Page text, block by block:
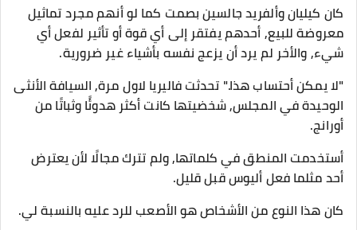
كان كيليان وألفريد جالسين بصمت كما لو أنهم مجرد تماثيل
معروضة للبيع, أحدهم يفتقر إلى أي قوة أو تأثير لفعل أي
شيء, والأخر لم يرد أن يزعج نفسه بأشياء غير ضرورية.
"لا يمكن أحتساب هذا." تحدثت فاليريا لاول مرة, السيافة الأنثى
الوحيدة في المجلس, شخضيتها كانت أكثر هدوئًا وثباتًا من
أورانج.
أستخدمت المنطق في كلماتها, ولم تترك مجالًا لأن يعترض
أحد مثلما فعل أليوس قبل قليل.
كان هذا النوع من الأشخاص هو الأصعب للرد عليه بالنسبة لي.